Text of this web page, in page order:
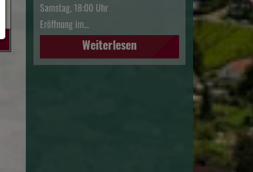
Samstag, 18:00 Uhr
Eröffnung im…
Weiterlesen